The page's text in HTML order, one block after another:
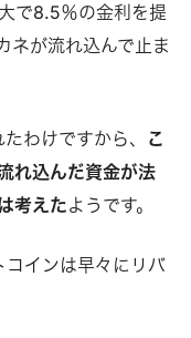
で8.5％の金利を提
ネが流れ込んで止ま
わけですから、
こ
れ込んだ資金が法
考えたようです。
コインは早々にリバ